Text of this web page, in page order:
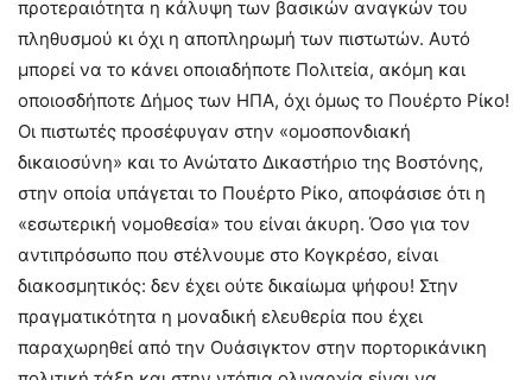
προτεραιότητα η κάλυψη των βασικών αναγκών του
πληθυσμού κι όχι η αποπληρωμή των πιστωτών. Αυτό
μπορεί να το κάνει οποιαδήποτε Πολιτεία, ακόμη και
οποιοσδήποτε Δήμος των ΗΠΑ, όχι όμως το Πουέρτο Ρίκο!
Οι πιστωτές προσέφυγαν στην «ομοσπονδιακή
δικαιοσύνη» και το Ανώτατο Δικαστήριο της Βοστόνης,
στην οποία υπάγεται το Πουέρτο Ρίκο, αποφάσισε ότι η
«εσωτερική νομοθεσία» του είναι άκυρη. Όσο για τον
αντιπρόσωπο που στέλνουμε στο Κογκρέσο, είναι
διακοσμητικός: δεν έχει ούτε δικαίωμα ψήφου! Στην
πραγματικότητα η μοναδική ελευθερία που έχει
παραχωρηθεί από την Ουάσιγκτον στην πορτορικάνικη